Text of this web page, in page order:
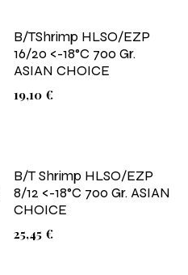
B/TShrimp HLSO/EZP
16/20 <-18°C 700 Gr.
ASIAN CHOICE
19,10€
B/T Shrimp HLSO/EZP
8/12 <-18°C 700 Gr. ASIAN
CHOICE
25,45€